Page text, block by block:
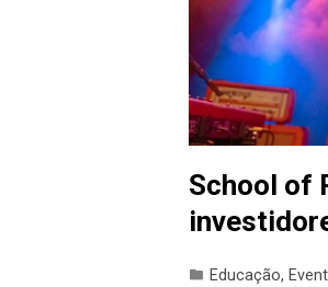
School of
Educação,